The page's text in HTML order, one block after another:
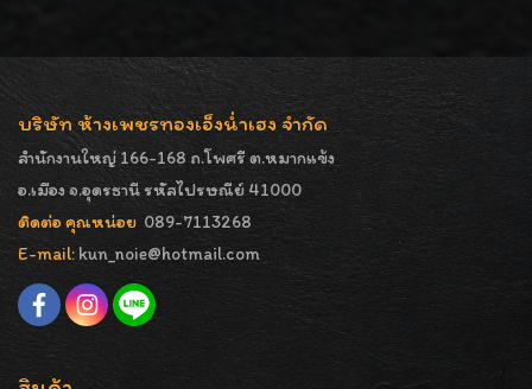
บริษัท ห้างเพชรทองเอ็งน่ำเฮง จำกัด
สำนักงานใหญ่ 166-168 ถ.โพศรี ต.หมากแข้ง
อ.เมือง จ.อุดรธานี รหัสไปรษณีย์ 41000
ติดต่อ คุณหน่อย 089-7113268
E-mail: kun_noie@hotmail.com